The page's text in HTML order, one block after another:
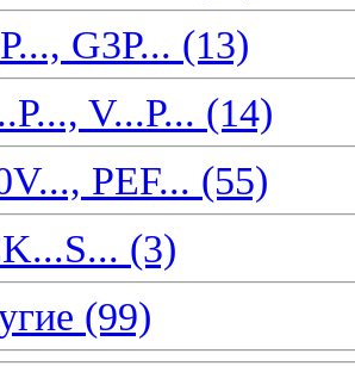
G3P... (13)
V...P... (14)
PEF... (55)
(3)
(99)